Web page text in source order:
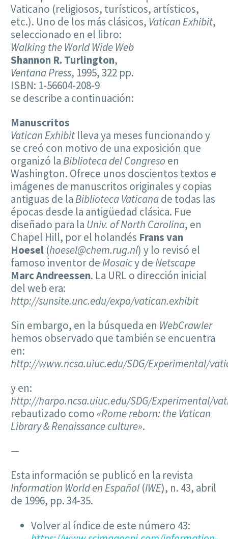
Vaticano (religiosos, turísticos, artísticos,
etc.). Uno de los más clásicos, Vatican Exhibit,
seleccionado en el libro:
Walking the World Wide Web
Shannon R. Turlington,
Ventana Press, 1995, 322 pp.
ISBN: 1-56604-208-9
se describe a continuación:
Manuscritos
Vatican Exhibit lleva ya meses funcionando y
se creó con motivo de una exposición que
organizó laBiblioteca del Congreso en
Washington. Ofrece unos doscientos textos e
imágenes de manuscritos originales y copias
antiguas de laBiblioteca Vaticanade todas las
épocas desde la antigüedad clásica. Fue
diseñado para la Univ. of North Carolina, en
Chapel Hill, por el holandés Frans van
Hoesel (hoesel@chem.rug.nl) y lo revisó el
famoso inventor deMosaicy deNetscape
Marc Andreessen. La URL o dirección inicial
del web era:
http://sunsite.unc.edu/expo/vatican.exhibit
Sin embargo, en la búsqueda en WebCrawler
hemos observado que también se encuentra
en:
http://www.ncsa.uiuc.edu/SDG/Experimental/
y en:
http://harpo.ncsa.uiuc.edu/SDG/Experimental/
rebautizado como «Rome reborn: the Vatican
Library & Renaissance culture».
—
Esta información se publicó en la revista
Information World en Español (IWE), n. 43, abril
de 1996, pp. 34-35.
Volver al índice de este número 43: